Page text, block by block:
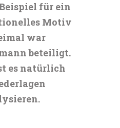
für ein
Motiv
war
beteiligt.
es natürlich